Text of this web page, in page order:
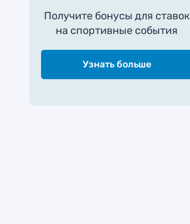
Получите бонусы для ставок
на спортивные события
Узнать больше